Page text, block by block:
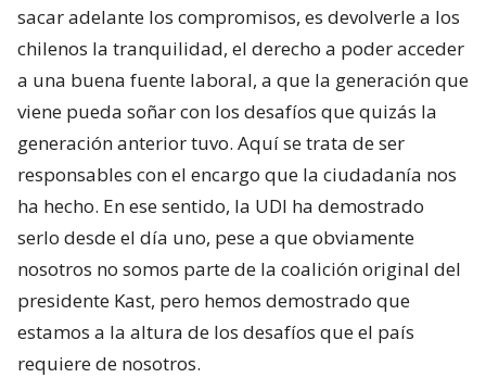
sacar adelante los compromisos, es devolverle a los
chilenos la tranquilidad, el derecho a poder acceder
a una buena fuente laboral, a que la generación que
viene pueda soñar con los desafíos que quizás la
generación anterior tuvo. Aquí se trata de ser
responsables con el encargo que la ciudadanía nos
ha hecho. En ese sentido, la UDI ha demostrado
serlo desde el día uno, pese a que obviamente
nosotros no somos parte de la coalición original del
presidente Kast, pero hemos demostrado que
estamos a la altura de los desafíos que el país
requiere de nosotros.